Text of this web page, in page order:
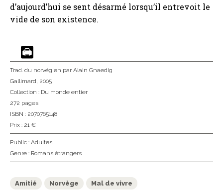
d’aujourd’hui se sent désarmé lorsqu’il entrevoit le
vide de son existence.
Trad. du norvégien par Alain Gnaedig
Gallimard, 2005
Collection : Du monde entier
272 pages
ISBN : 2070765148
Prix : 21 €
Public : Adultes
Genre : Romans étrangers
Amitié Norvège Mal de vivre